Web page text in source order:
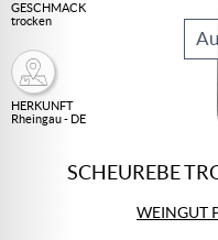
GESCHMACK
trocken
HERKUNFT
Rheingau - DE
SCHEUREBE
WEINGUT